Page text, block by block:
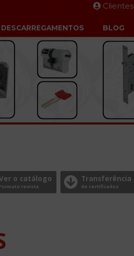
Clientes
DESCARREGAMENTOS BLOG
o catálogo
Formato revista
Transferência
de certificados